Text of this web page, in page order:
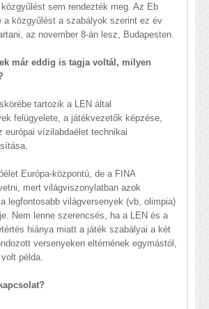
sem rendezték meg. Az Eb
a közgyűlést a szabályok szerint ez év
az november 8-án lesz, Budapesten.
már eddig is tagja voltál, milyen
tartozik a LEN által
felügyelete, a játékvezetők képzése,
európai vízilabdaélet technikai
Európa-központú, de a FINA
mert világviszonylatban azok
legfontosabb világversenyek (vb, olimpia)
Nem lenne szerencsés, ha a LEN és a
hiánya miatt a játék szabályai a két
versenyeken eltérnének egymástól,
példa.